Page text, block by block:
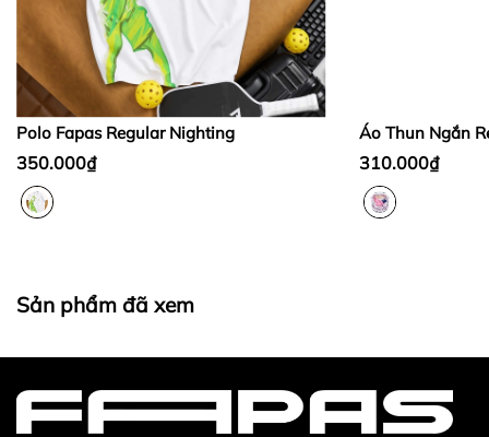
Bước 3
Sản phẩm bị hư hỏng khi nhìn bằng mắt thường
Polo Fapas Regular Nighting
350.000₫
Áo Thun Ngắn
310.000₫
Sản phẩm đã xem